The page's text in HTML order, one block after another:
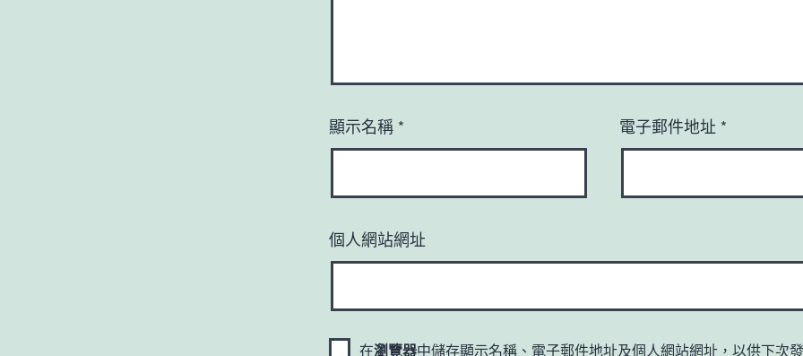
顯示名稱 * 電子郵件地址 *
個人網站網址
在瀏覽器中儲存顯示名稱、電子郵件地址及個人網站網址，以供下次